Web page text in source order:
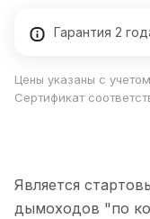
Гарантия 2
Цены указаны с
Сертификат
Является
дымоходов "по